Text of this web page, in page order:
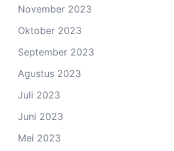
November 2023
Oktober 2023
September 2023
Agustus 2023
Juli 2023
Juni 2023
Mei 2023